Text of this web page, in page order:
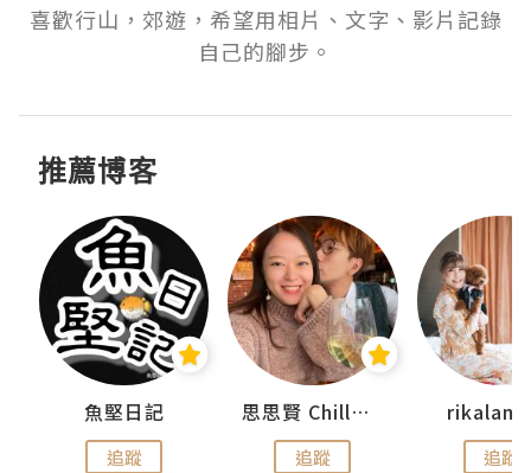
喜歡行山，郊遊，希望用相片、文字、影片記錄
自己的腳步。
推薦博客
魚堅日記
追蹤
思思賢 ChillMyBabe
追蹤 追蹤